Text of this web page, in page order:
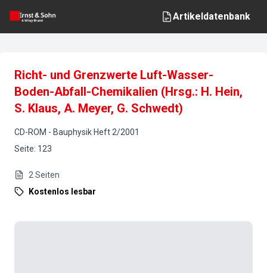
Artikeldatenbank
Richt- und Grenzwerte Luft-Wasser-
Boden-Abfall-Chemikalien (Hrsg.: H. Hein,
S. Klaus, A. Meyer, G. Schwedt)
CD-ROM - Bauphysik Heft 2/2001
Seite: 123
2 Seiten
Kostenlos lesbar